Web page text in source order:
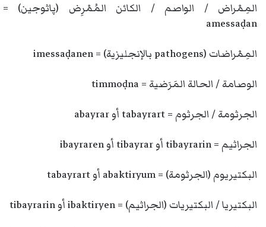
المِمْراض / الواصم / الكائن المُمْرِض (پاثوجين) =
amessaḍan
المِمْراضات (pathogens بالإنجليزية) = imessaḍanen
الوصامة / الحالة المَرَضية = timmoḍna
الجرثومة / الجرثوم = tabayrart أو abayrar
الجراثيم = tibayrarin أو tibayrar أو ibayraren
البكتيريوم (الجرثومة) = abaktiryum أو tabayrart
البكتيريا / البكتيريات (الجراثيم) = ibaktiryen أو tibayrarin